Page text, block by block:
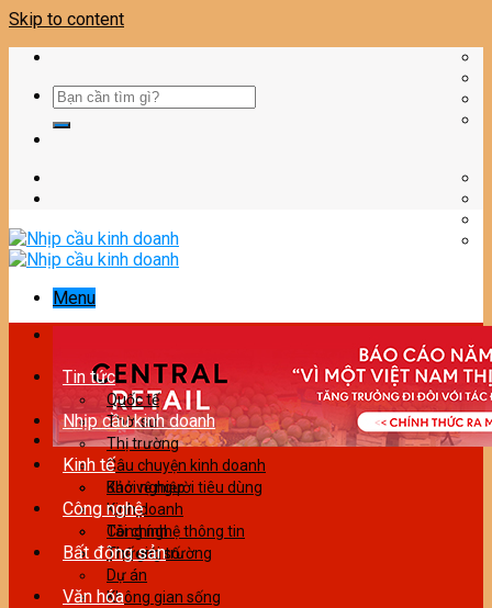
Skip to content
Menu
Tin tức
Quốc tế
Thời sự
Nhịp cầu kinh doanh
Thị trường
Câu chuyện kinh doanh
Bảo vệ người tiêu dùng
Kinh tế
Khởi nghiệp
Kinh doanh
Tài chính
Thương trường
Công nghệ
Công nghệ thông tin
Thế giới số
Bất động sản
Dự án
Không gian sống
Văn hóa